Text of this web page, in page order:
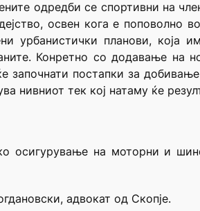
одредби се спортивни на
освен кога е поповолно
урбанистички планови, која
Конретно со додавање
започнати постапки за
нивниот тек кој натаму ќе
осигурување на моторни и
адвокат од Скопје.